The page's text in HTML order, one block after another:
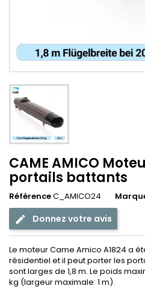
CAME AMICO
portails battants
RéférenceC_AMICO24
Donnez votre avis
Le moteur Came Amico A1824 a
résidentiel et il peut porter les
sont larges de 1,8 m. Le poids
kg (largeur maximale: 1 m).